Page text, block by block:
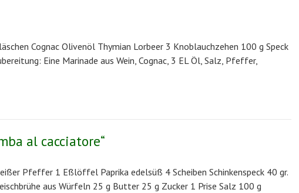
Cognac Olivenöl Thymian Lorbeer 3 Knoblauchzehen 100 g Speck
Eine Marinade aus Wein, Cognac, 3 EL Öl, Salz, Pfeffer,
al cacciatore“
Pfeffer 1 Eßlöffel Paprika edelsüß 4 Scheiben Schinkenspeck 40 gr.
aus Würfeln 25 g Butter 25 g Zucker 1 Prise Salz 100 g